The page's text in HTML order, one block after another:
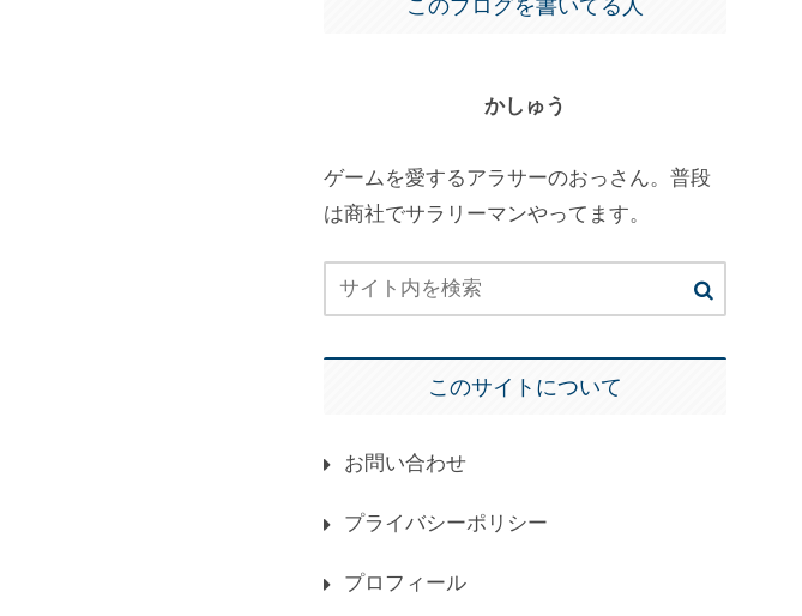
このブログを書いてる人
かしゅう
ゲームを愛するアラサーのおっさん。普段
は商社でサラリーマンやってます。
このサイトについて
お問い合わせ
プライバシーポリシー
プロフィール